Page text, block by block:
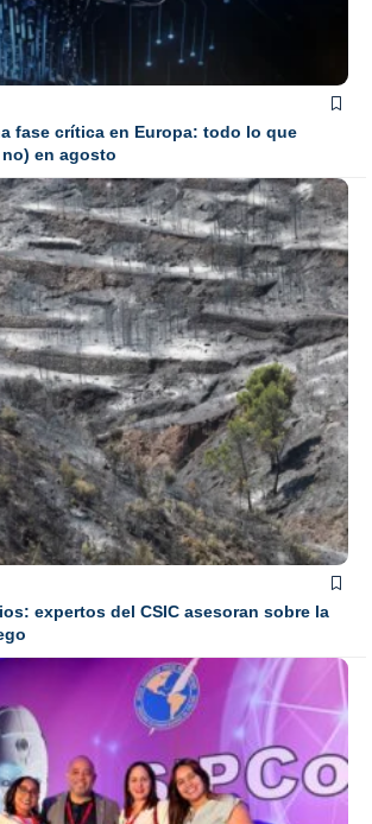
fase crítica en Europa: todo lo que
en agosto
expertos del CSIC asesoran sobre la